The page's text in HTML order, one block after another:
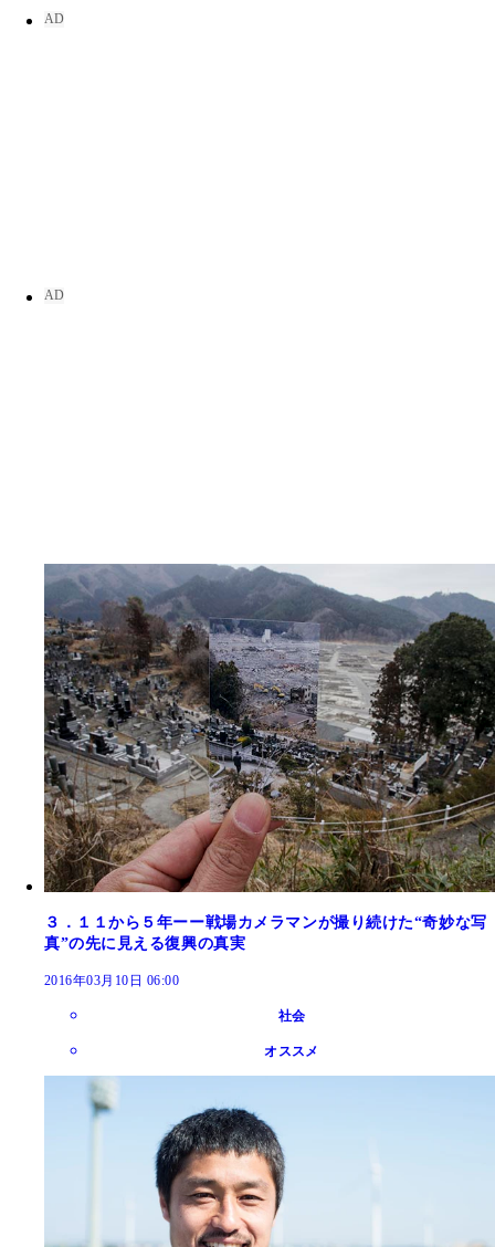
３．１１から５年ーー戦場カメラマンが撮り続けた“奇妙な写
真”の先に見える復興の真実
2016年03月10日 06:00
社会
オススメ